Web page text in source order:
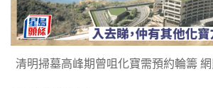
清明掃墓高峰期曾咀化寶需預約輪籌